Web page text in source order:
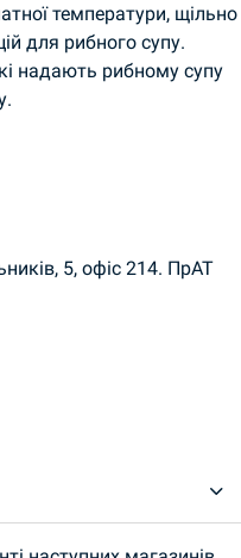
температури, щільно
для рибного супу.
надають рибному супу
5, офіс 214. ПрАТ